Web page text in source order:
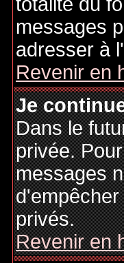
messages
adresser à
Revenir en
Je
Dans le
privée.
messages
privés.
Revenir en